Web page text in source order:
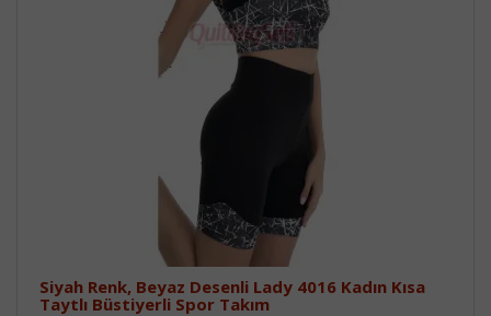
Siyah Renk, Beyaz Desenli Lady 4016 Kadın Kısa
Taytlı Büstiyerli Spor Takım